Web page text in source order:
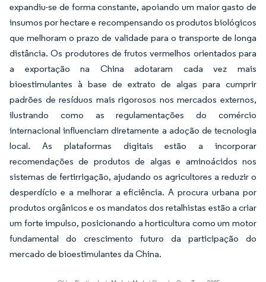
expandiu-se de forma constante, apoiando um maior gasto de
insumos por hectare e recompensando os produtos biológicos
que melhoram o prazo de validade para o transporte de longa
distância. Os produtores de frutos vermelhos orientados para
a exportação na China adotaram cada vez mais
bioestimulantes à base de extrato de algas para cumprir
padrões de resíduos mais rigorosos nos mercados externos,
ilustrando como as regulamentações do comércio
internacional influenciam diretamente a adoção de tecnologia
local. As plataformas digitais estão a incorporar
recomendações de produtos de algas e aminoácidos nos
sistemas de fertirrigação, ajudando os agricultores a reduzir o
desperdício e a melhorar a eficiência. A procura urbana por
produtos orgânicos e os mandatos dos retalhistas estão a criar
um forte impulso, posicionando a horticultura como um motor
fundamental do crescimento futuro da participação do
mercado de bioestimulantes da China.